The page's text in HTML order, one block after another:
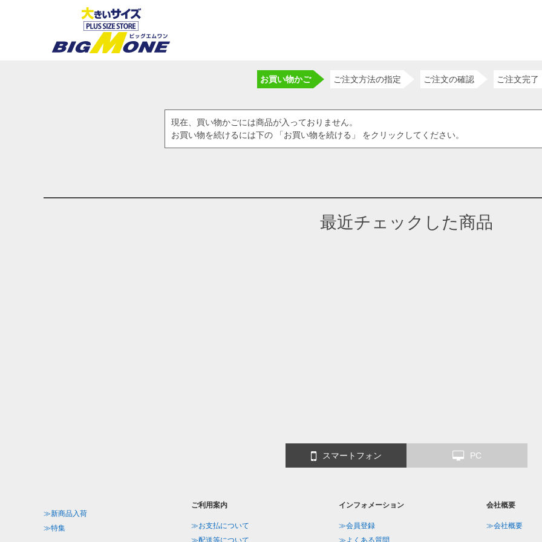
お買い物かご ご注文方法の指定 ご注文の確認 ご注文完了
現在、買い物かごには商品が入っておりません。
お買い物を続けるには下の 「お買い物を続ける」 をクリックしてください。
最近チェックした商品
スマートフォン PC
≫新商品入荷
≫特集
ご利用案内
≫お支払について
≫配送等について
インフォメーション
≫会員登録
≫よくある質問
会社概要
≫会社概要